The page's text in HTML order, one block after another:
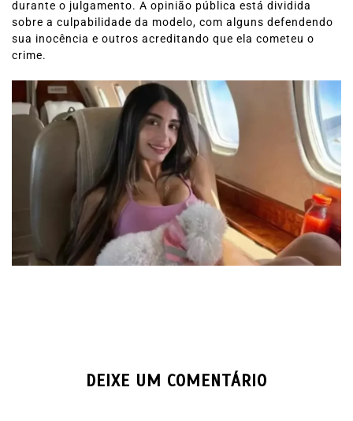
durante o julgamento. A opinião pública está dividida
sobre a culpabilidade da modelo, com alguns defendendo
sua inocência e outros acreditando que ela cometeu o
crime.
DEIXE UM COMENTÁRIO